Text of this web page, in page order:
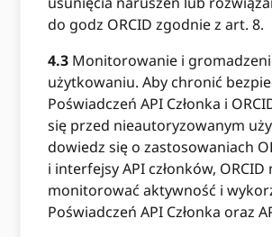
do godz ORCID zgodnie z art. 8.
4.3 Monitorowanie i
użytkowaniu. Aby chronić
Poświadczeń API Członka i
się przed nieautoryzowanym
dowiedz się o zastosowaniach
i interfejsy API członków, ORCID
monitorować aktywność i
Poświadczeń API Członka oraz